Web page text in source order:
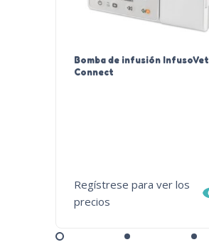
Bomba de infusión InfusoVet
Connect
Regístrese para ver los
precios